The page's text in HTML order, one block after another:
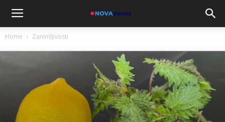
Home Zanimljivosti